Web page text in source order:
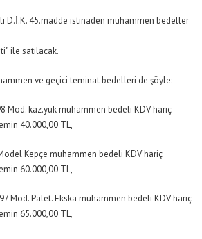
D.İ.K. 45.madde istinaden muhammen bedeller
ile satılacak.
ve geçici teminat bedelleri de şöyle:
Mod. kaz.yük muhammen bedeli KDV hariç
40.000,00 TL,
Kepçe muhammen bedeli KDV hariç
60.000,00 TL,
Mod. Palet. Ekska muhammen bedeli KDV hariç
65.000,00 TL,